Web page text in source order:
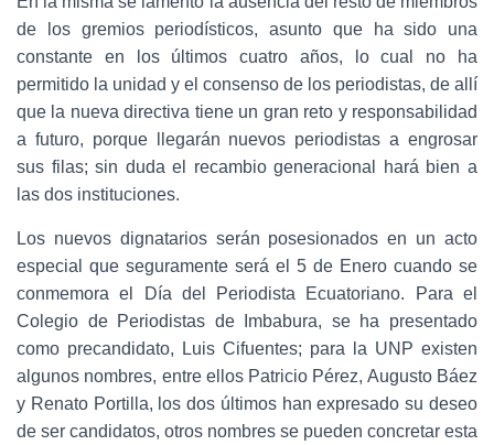
de los gremios periodísticos, asunto que ha sido una
constante en los últimos cuatro años, lo cual no ha
permitido la unidad y el consenso de los periodistas, de allí
que la nueva directiva tiene un gran reto y responsabilidad
a futuro, porque llegarán nuevos periodistas a engrosar
sus filas; sin duda el recambio generacional hará bien a
las dos instituciones.
Los nuevos dignatarios serán posesionados en un acto
especial que seguramente será el 5 de Enero cuando se
conmemora el Día del Periodista Ecuatoriano. Para el
Colegio de Periodistas de Imbabura, se ha presentado
como precandidato, Luis Cifuentes; para la UNP existen
algunos nombres, entre ellos Patricio Pérez, Augusto Báez
y Renato Portilla, los dos últimos han expresado su deseo
de ser candidatos, otros nombres se pueden concretar esta